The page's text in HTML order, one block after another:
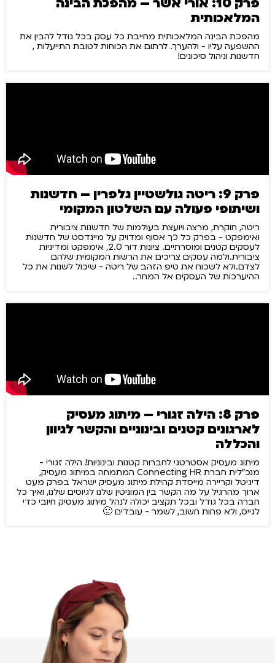
המלאכותית
מהפכת הבינה המלאכותית מחייבת כל עסק בכל גודל להבין את
ההשפעה עליו - ולהערך. לרתום את הכוחות לטובת התייעלות ,
חדשנות וניהול סיכונים!
פרק 9: ריטה גולשטיין גלפרין – חדשנות
ושיתופי פעולה עם השלטון המקומי
ריטה, חוקרת, מרצה ויועצת בעולמות של חדשנות ציבורית
ואימפקט - בפרק כל כך אסוף ומדויק על מיינדסט של חדשנות
לעסקים קטנים ומוסרתיים. ציונות דור 2.0, אימפקט ומדיניות
ציבורית.ולמה עסקים צריכים את הרשות המקומית שלהם
לצדם.ולא לשכוח את טיפ הזהב של ריטה - שיכול לשנות את כל
ההיערכות של העסקים אל המחר..
פרק 8: הילה זגורי – מיתוג מעסיק
לארגונים קטנים ובינוניים והקשר לגיוון
והכללה
מיתוג מעסיק אסטרטגי לחברות קטנות ובינוניות! הילה זגורי -
מנכ"לית חברת Connecting HR המתמחה במיתוג מעסיק,
דיגיטל וקריירה מייסדת קהילת מיתוג מעסיק ישראל בפרק מעט
ארוך מהרגיל על מה הקשר בין המוניטין שלנו לגיוסים שלנו, ואיך כל
חברה בכל גודל ובכל תקציב יכולה לנהל מיתוג מעסיק חיובי כדי
לגייס, ולא פחות חשוב, לשמר - עובדים 🙂